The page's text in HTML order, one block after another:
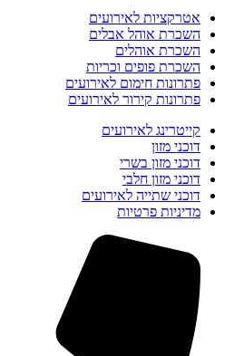
אטרקציות לאירועים
השכרת אוהל אבלים
השכרת אוהלים
השכרת פופים וכריות
פתרונות חימום לאירועים
פתרונות קירור לאירועים
קייטרינג לאירועים
דוכני מזון
דוכני מזון בשרי
דוכני מזון חלבי
דוכני שתייה לאירועים
מדיניות פרטיות